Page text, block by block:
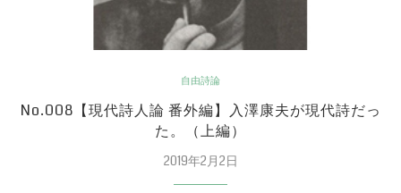
自由詩論
No.008【現代詩人論 番外編】入澤康夫が現代詩だっ
た。（上編）
2019年2月2日